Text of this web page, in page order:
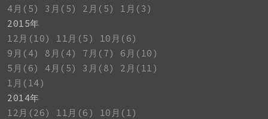
4月(5)
3月(5) 2月(5)
1月(3)
2015年
12月(10)
11月(5)
10月(6)
9月(4)
8月(4) 7月(7)
6月(10)
5月(6)
4月(5) 3月(8)
2月(11)
1月(14)
2014年
12月(26)
11月(6)
10月(1)